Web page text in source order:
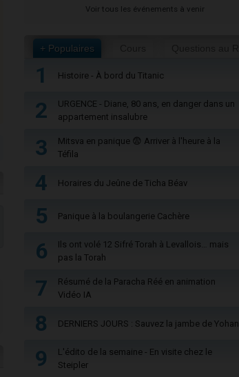
Voir tous les événements à venir
+ Populaires
1 Histoire - À bord du Titanic
2
URGENCE - Diane, 80 ans, en danger dans un
appartement insalubre
3
Mitsva en panique 😨 Arriver à l'heure à la
Téfila
4 Horaires du Jeûne de Ticha Béav
5 Panique à la boulangerie Cachère
6
Ils ont volé 12 Sifré Torah à Levallois… mais
pas la Torah
7
Résumé de la Paracha Réé en animation
Vidéo IA
8 DERNIERS JOURS : Sauvez la jambe de Yohan
9
L'édito de la semaine - En visite chez le
Steipler